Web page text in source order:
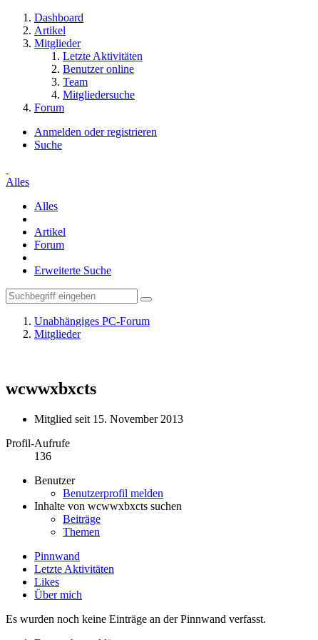
Dashboard
Artikel
Mitglieder
Letzte Aktivitäten
Benutzer online
Team
Mitgliedersuche
Forum
Anmelden oder registrieren
Suche
Alles
Alles
Artikel
Forum
Erweiterte Suche
Unabhängiges PC-Forum
Mitglieder
wcwwxbxcts
Mitglied seit 15. November 2013
Profil-Aufrufe
136
Benutzer
Benutzerprofil melden
Inhalte von wcwwxbxcts suchen
Beiträge
Themen
Pinnwand
Letzte Aktivitäten
Likes
Über mich
Es wurden noch keine Einträge an der Pinnwand verfasst.